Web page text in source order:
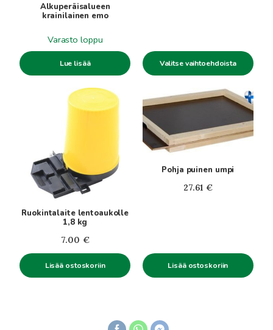
Alkuperäisalueen
krainilainen emo
Varasto loppu
Lue lisää Valitse vaihtoehdoista
Ruokintalaite lentoaukolle
1,8 kg
7.00 €
Lisää ostoskoriin
Pohja puinen umpi
27.61 €
Lisää ostoskoriin